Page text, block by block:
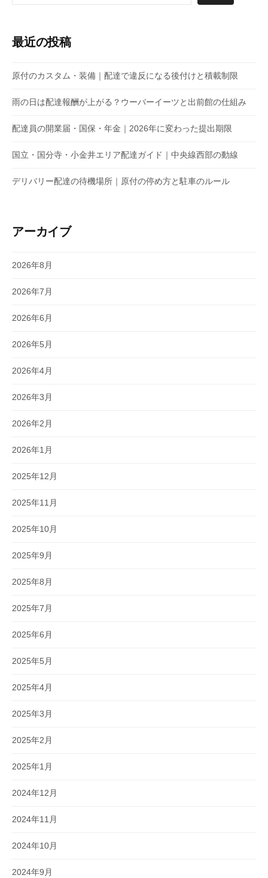
最近の投稿
原付のカスタム・装備｜配達で違反になる後付けと積載制限
雨の日は配達報酬が上がる？ウーバーイーツと出前館の仕組み
配達員の開業届・国保・年金｜2026年に変わった提出期限
国立・国分寺・小金井エリア配達ガイド｜中央線西部の動線
デリバリー配達の待機場所｜原付の停め方と駐車のルール
アーカイブ
2026年8月
2026年7月
2026年6月
2026年5月
2026年4月
2026年3月
2026年2月
2026年1月
2025年12月
2025年11月
2025年10月
2025年9月
2025年8月
2025年7月
2025年6月
2025年5月
2025年4月
2025年3月
2025年2月
2025年1月
2024年12月
2024年11月
2024年10月
2024年9月